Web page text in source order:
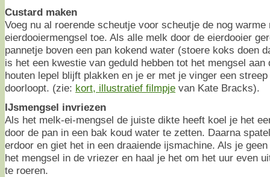
Custard maken
Voeg nu al roerende scheutje voor scheutje de nog warme
eierdooiermengsel toe. Als alle melk door de eierdooier
pannetje boven een pan kokend water (stoere koks doen
is het een kwestie van geduld hebben tot het mengsel aan
houten lepel blijft plakken en je er met je vinger een
doorloopt. (zie: kort, illustratief filmpje van Kate Bracks).
IJsmengsel invriezen
Als het melk-ei-mengsel de juiste dikte heeft koel je het
door de pan in een bak koud water te zetten. Daarna
erdoor en giet het in een draaiende ijsmachine. Als je
het mengsel in de vriezer en haal je het om het uur even
te roeren.